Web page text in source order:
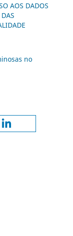
AOS DADOS
no